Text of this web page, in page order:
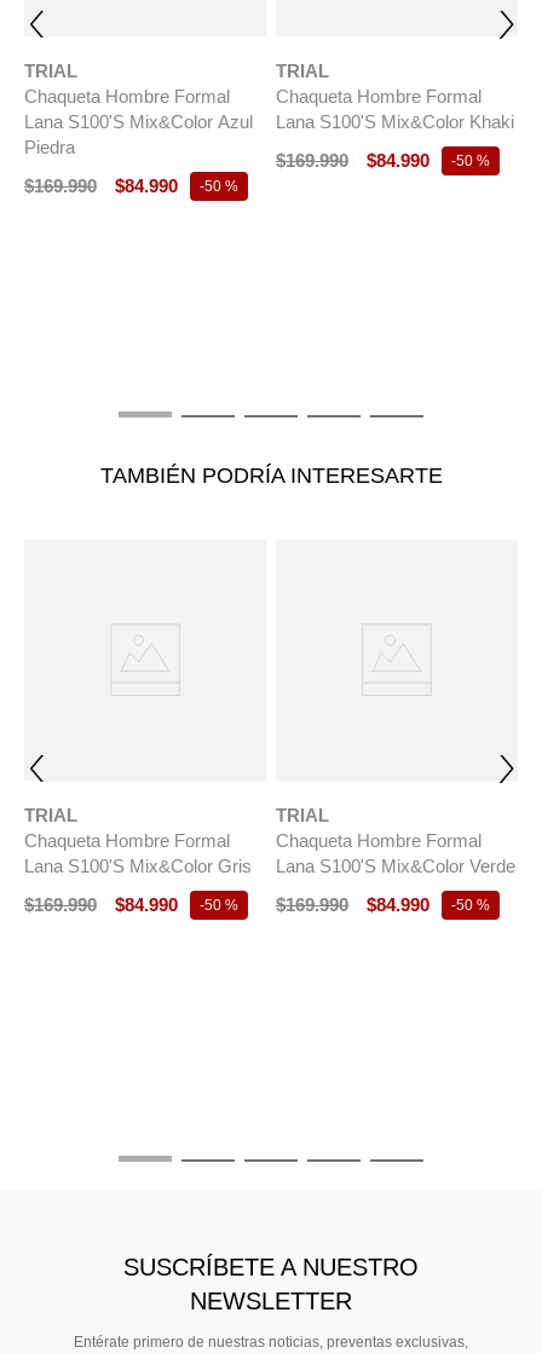
TRIAL
Chaqueta Hombre Formal
Lana S100'S Mix&Color Azul
Piedra
$169.990 $84.990 -50 %
TRIAL
Chaqueta Hombre Formal
Lana S100'S Mix&Color Khaki
$169.990 $84.990 -50 %
TAMBIÉN PODRÍA INTERESARTE
TRIAL
Chaqueta Hombre Formal
Lana S100'S Mix&Color Gris
$169.990 $84.990 -50 %
TRIAL
Chaqueta Hombre Formal
Lana S100'S Mix&Color Verde
$169.990 $84.990 -50 %
SUSCRÍBETE A NUESTRO
NEWSLETTER
Entérate primero de nuestras noticias, preventas exclusivas,